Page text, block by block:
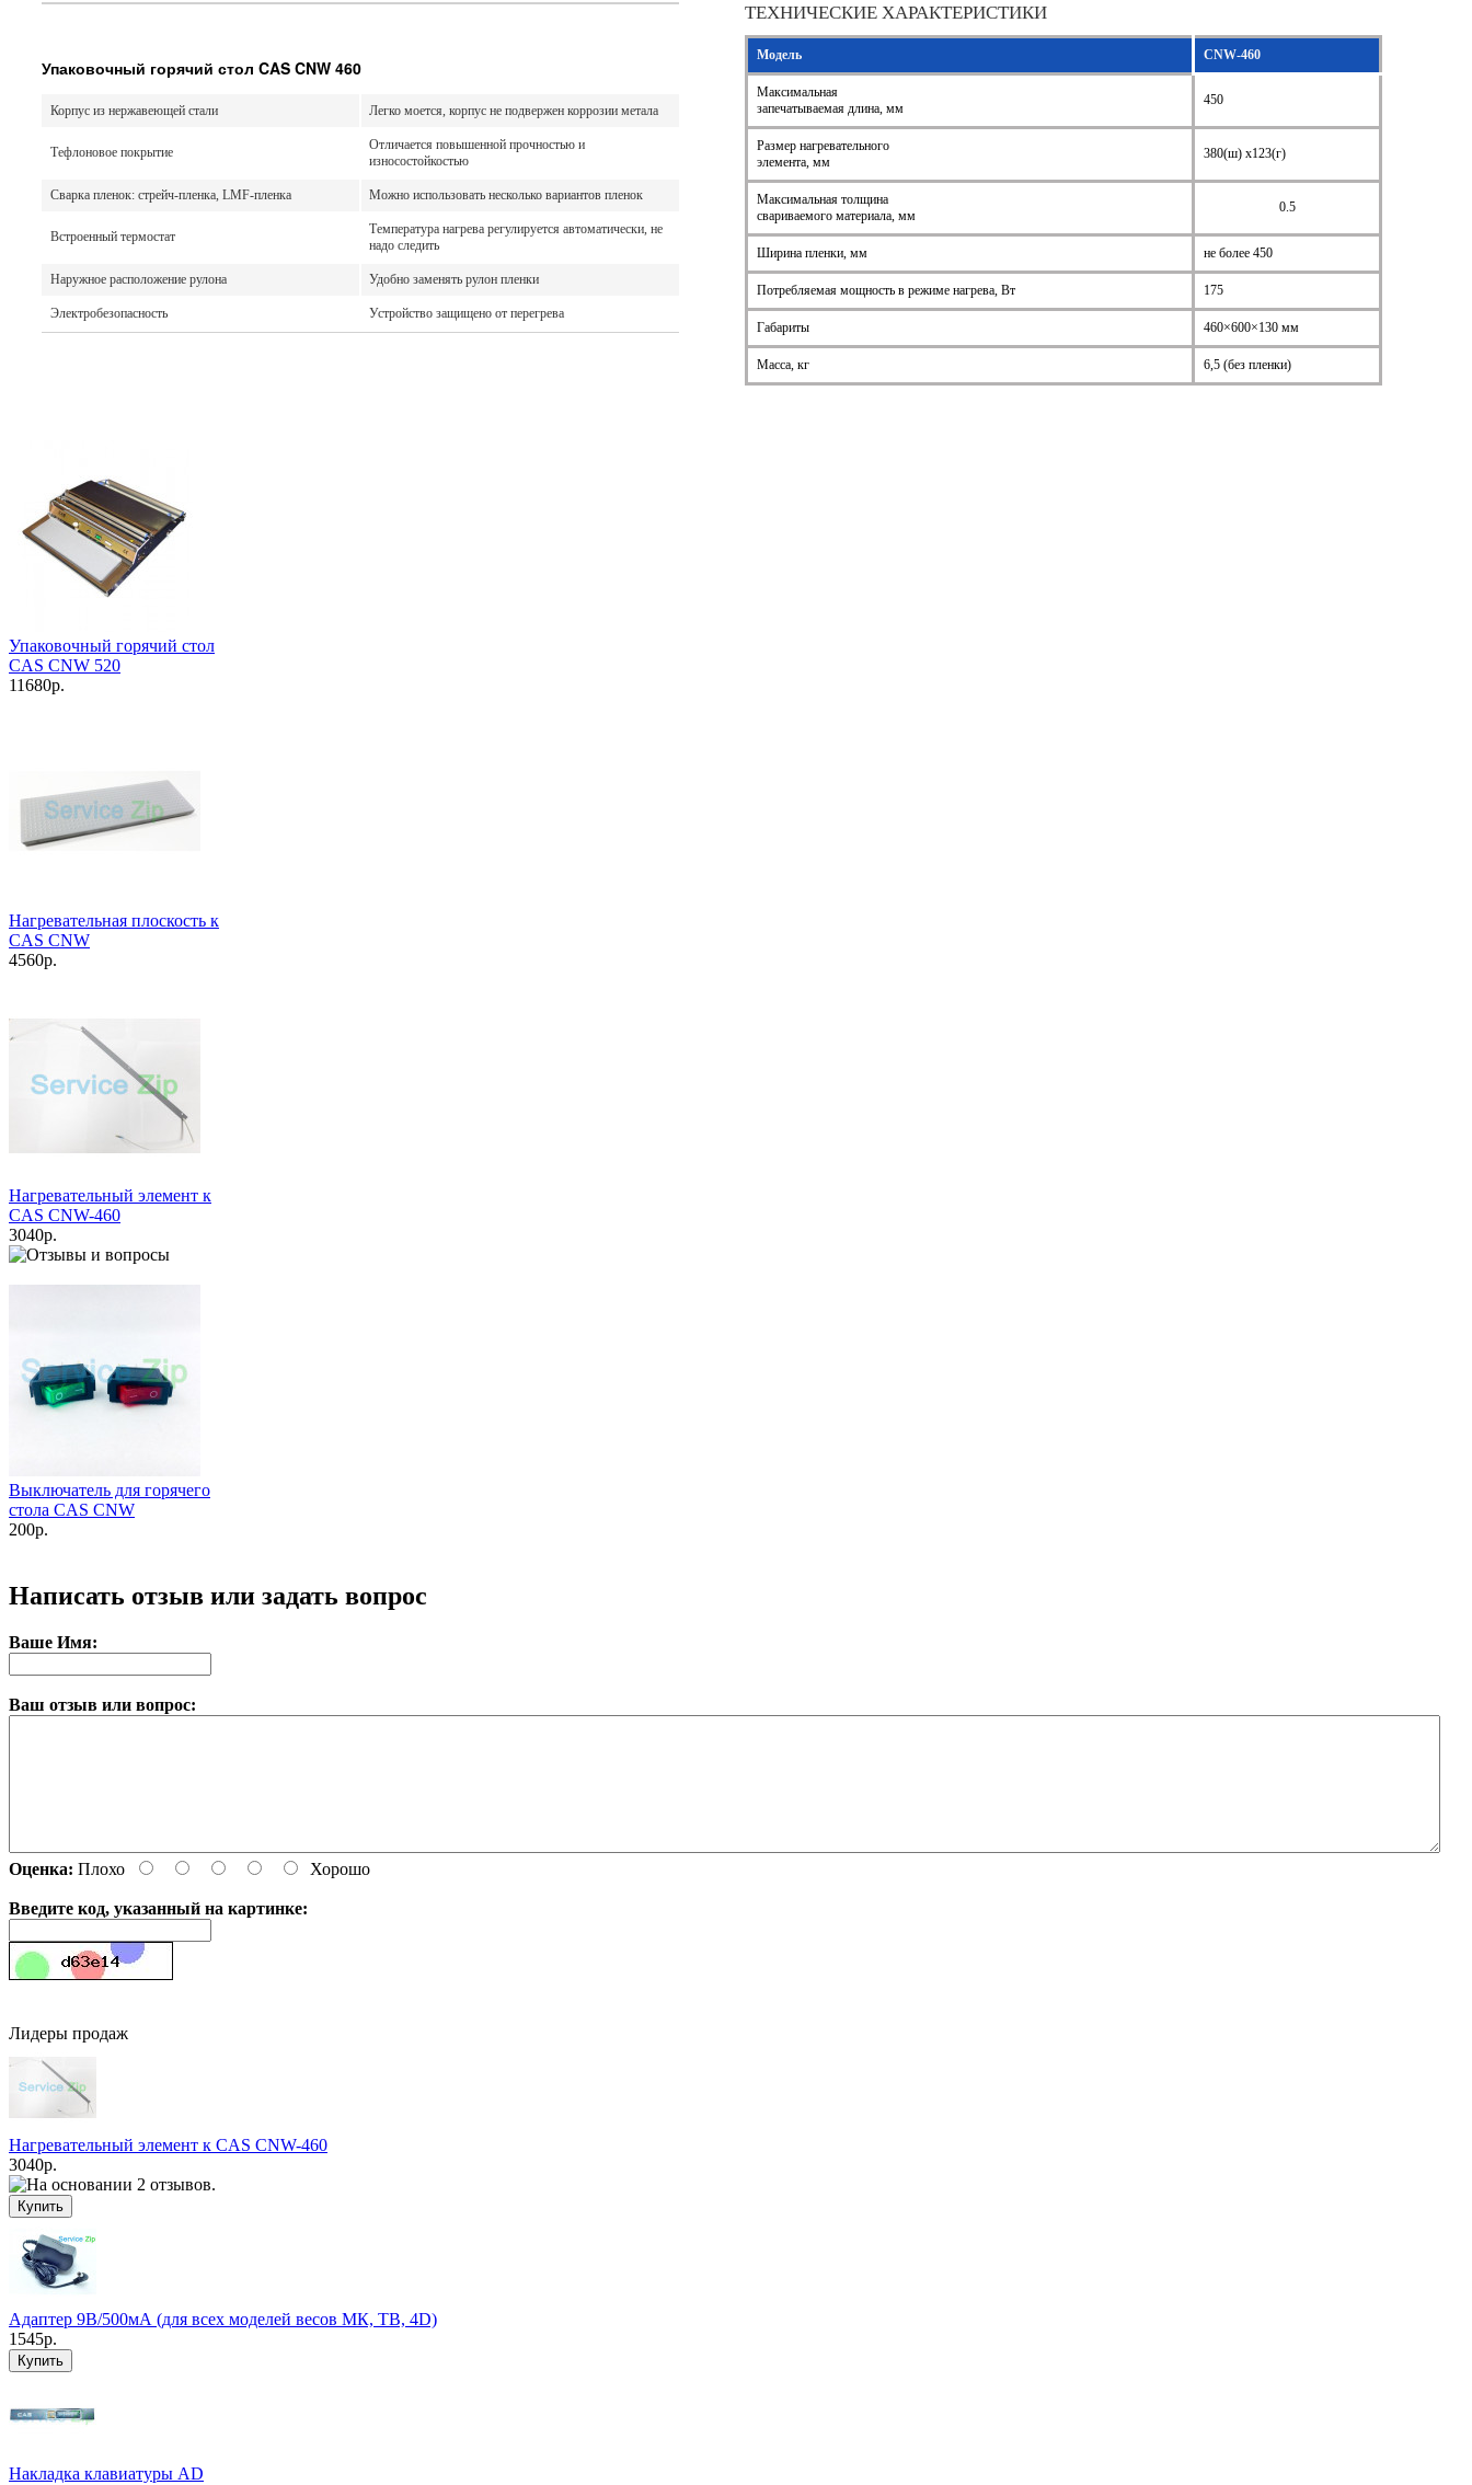
Упаковочный горячий стол CAS CNW 460
Корпус из нержавеющей стали Легко моется, корпус не подвержен коррозии метала
Тефлоновое покрытие
Отличается повышенной прочностью и
износостойкостью
Сварка пленок: стрейч-пленка, LMF-пленка Можно использовать несколько вариантов пленок
Встроенный термостат
Температура нагрева регулируется автоматически, не
надо следить
Наружное расположение рулона Удобно заменять рулон пленки
Электробезопасность Устройство защищено от перегрева
ТЕХНИЧЕСКИЕ ХАРАКТЕРИСТИКИ
Модель CNW-460
Максимальная
запечатываемая длина, мм
450
Размер нагревательного
элемента, мм
380(ш) x123(г)
Максимальная толщина
свариваемого материала, мм
0.5
Ширина пленки, мм не более 450
Потребляемая мощность в режиме нагрева, Вт 175
Габариты 460×600×130 мм
Масса, кг 6,5 (без пленки)
Упаковочный горячий стол
CAS CNW 520
11680р.
Нагревательная плоскость к
CAS CNW
4560р.
Нагревательный элемент к
CAS CNW-460
3040р.
Выключатель для горячего
стола CAS CNW
200р.
Написать отзыв или задать вопрос
Ваше Имя:
Ваш отзыв или вопрос:
Оценка: Плохо Хорошо
Введите код, указанный на картинке:
Лидеры продаж
Нагревательный элемент к CAS CNW-460
3040р.
Адаптер 9В/500мА (для всех моделей весов МК, ТВ, 4D)
1545р.
Накладка клавиатуры AD